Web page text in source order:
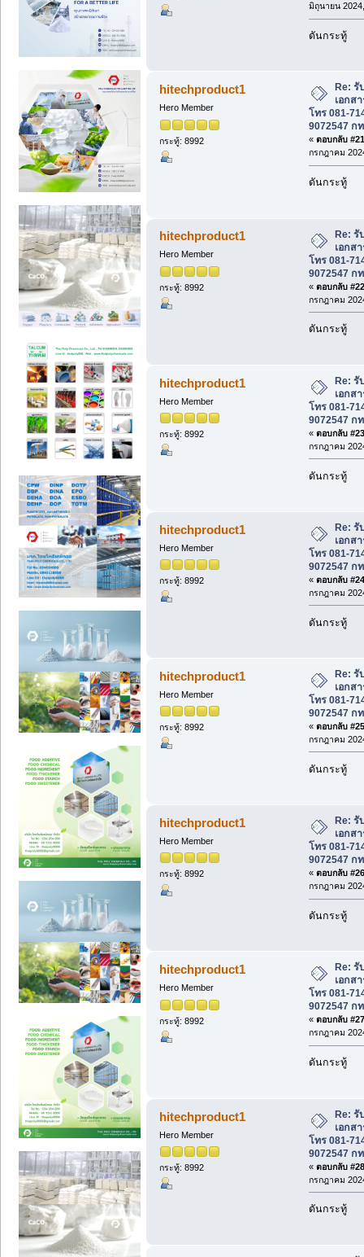
มิถุนายน
ดันกระทู้
hitechproduct1
Hero Member
กระทู้: 8992
Re:
เอกส
โทร 081-
9072547
« ตอบกลับ
กรกฎาคม
ดันกระทู้
hitechproduct1
Hero Member
กระทู้: 8992
Re: รั
เอกส
โทร 081-
9072547
« ตอบกลับ
กรกฎาคม
ดันกระทู้
hitechproduct1
Hero Member
กระทู้: 8992
Re: รั
เอกส
โทร 081-
9072547
« ตอบกลับ
กรกฎาคม
ดันกระทู้
hitechproduct1
Hero Member
กระทู้: 8992
Re: รั
เอกส
โทร 081-
9072547
« ตอบกลับ
กรกฎาคม
ดันกระทู้
hitechproduct1
Hero Member
กระทู้: 8992
Re:
เอกส
โทร 081-
9072547
« ตอบกลับ
กรกฎาคม
ดันกระทู้
hitechproduct1
Hero Member
กระทู้: 8992
Re:
เอกส
โทร 081-
9072547
« ตอบกลับ
กรกฎาคม
ดันกระทู้
hitechproduct1
Hero Member
กระทู้: 8992
Re:
เอกส
โทร 081-
9072547
« ตอบกลับ
กรกฎาคม
ดันกระทู้
hitechproduct1
Hero Member
กระทู้: 8992
Re: รั
เอกส
โทร 081-
9072547
« ตอบกลับ
กรกฎาคม
ดันกระทู้